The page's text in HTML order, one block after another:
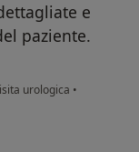
e
paziente.
urologica •